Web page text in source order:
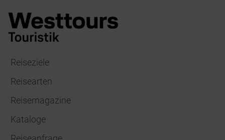
Reiseziele
Reisearten
Reisemagazine
Kataloge